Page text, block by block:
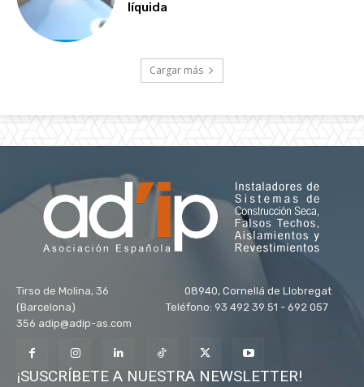
líquida
Cargar más
Tirso de Molina, 36 08940, Cornellá de Llobregat
(Barcelona) Teléfono: 93 492 39 51 - 692 057
356 adip@adip-as.com
¡SUSCRÍBETE A NUESTRA NEWSLETTER!